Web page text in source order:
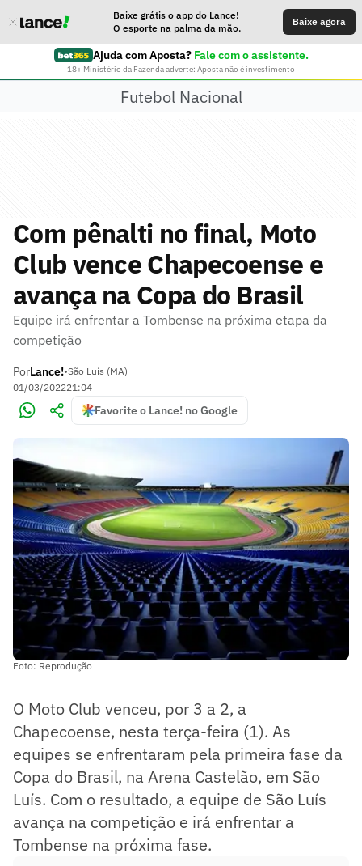
Baixe grátis o app do Lance!
O esporte na palma da mão.
Baixe agora
Ajuda com Aposta? Fale com o assistente.
18+ Ministério da Fazenda adverte: Aposta não é investimento
Futebol Nacional
Com pênalti no final, Moto
Club vence Chapecoense e
avança na Copa do Brasil
Equipe irá enfrentar a Tombense na próxima etapa da
competição
PorLance!•São Luís (MA)
01/03/202221:04
Favorite o Lance! no Google
Foto: Reprodução
O Moto Club venceu, por 3 a 2, a
Chapecoense, nesta terça-feira (1). As
equipes se enfrentaram pela primeira fase da
Copa do Brasil, na Arena Castelão, em São
Luís. Com o resultado, a equipe de São Luís
avança na competição e irá enfrentar a
Tombense na próxima fase.